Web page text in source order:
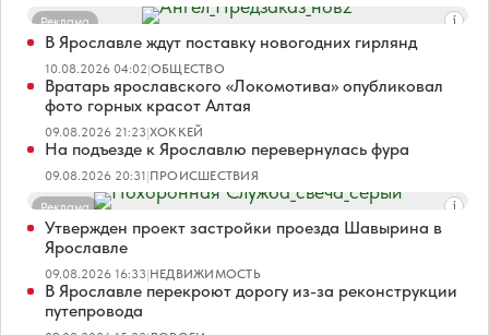
Реклама
В Ярославле ждут поставку новогодних гирлянд
10.08.2026 04:02|ОБЩЕСТВО
Вратарь ярославского «Локомотива» опубликовал
фото горных красот Алтая
09.08.2026 21:23|ХОККЕЙ
На подъезде к Ярославлю перевернулась фура
09.08.2026 20:31|ПРОИСШЕСТВИЯ
Реклама
Утвержден проект застройки проезда Шавырина в
Ярославле
09.08.2026 16:33|НЕДВИЖИМОСТЬ
В Ярославле перекроют дорогу из-за реконструкции
путепровода